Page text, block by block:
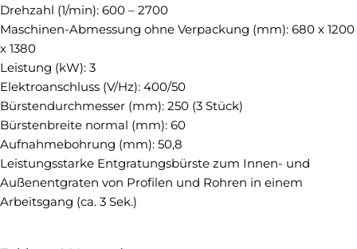
Drehzahl (1/min): 600 – 2700
Maschinen-Abmessung ohne Verpackung (mm): 680 x 1200
x 1380
Leistung (kW): 3
Elektroanschluss (V/Hz): 400/50
Bürstendurchmesser (mm): 250 (3 Stück)
Bürstenbreite normal (mm): 60
Aufnahmebohrung (mm): 50,8
Leistungsstarke Entgratungsbürste zum Innen- und
Außenentgraten von Profilen und Rohren in einem
Arbeitsgang (ca. 3 Sek.)